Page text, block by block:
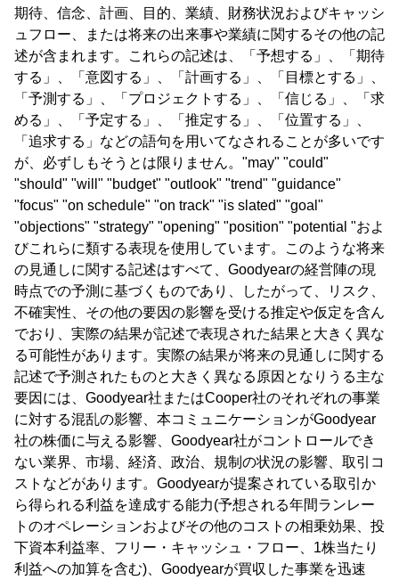
期待、信念、計画、目的、業績、財務状況およびキャッシ
ュフロー、または将来の出来事や業績に関するその他の記
述が含まれます。これらの記述は、「予想する」、「期待
する」、「意図する」、「計画する」、「目標とする」、
「予測する」、「プロジェクトする」、「信じる」、「求
める」、「予定する」、「推定する」、「位置する」、
「追求する」などの語句を用いてなされることが多いです
が、必ずしもそうとは限りません。"may" "could"
"should" "will" "budget" "outlook" "trend" "guidance"
"focus" "on schedule" "on track" "is slated" "goal"
"objections" "strategy" "opening" "position" "potential "およ
びこれらに類する表現を使用しています。このような将来
の見通しに関する記述はすべて、Goodyearの経営陣の現
時点での予測に基づくものであり、したがって、リスク、
不確実性、その他の要因の影響を受ける推定や仮定を含ん
でおり、実際の結果が記述で表現された結果と大きく異な
る可能性があります。実際の結果が将来の見通しに関する
記述で予測されたものと大きく異なる原因となりうる主な
要因には、Goodyear社またはCooper社のそれぞれの事業
に対する混乱の影響、本コミュニケーションがGoodyear
社の株価に与える影響、Goodyear社がコントロールでき
ない業界、市場、経済、政治、規制の状況の影響、取引コ
ストなどがあります。Goodyearが提案されている取引か
ら得られる利益を達成する能力(予想される年間ランレー
トのオペレーションおよびその他のコストの相乗効果、投
下資本利益率、フリー・キャッシュ・フロー、1株当たり
利益への加算を含む)、Goodyearが買収した事業を迅速